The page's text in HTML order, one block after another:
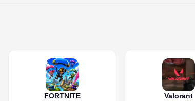
FORTNITE Valorant